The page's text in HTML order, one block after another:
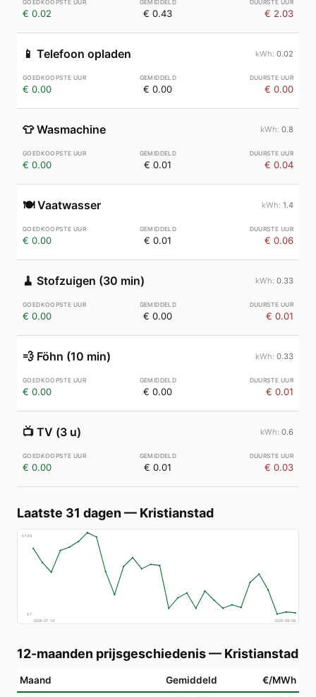
€ 0.02 € 0.43 € 2.03
📱 Telefoon opladen 0.02
€ 0.00 € 0.00 € 0.00
👕 Wasmachine 0.8
€ 0.00 € 0.01 € 0.04
🍽️ Vaatwasser 1.4
€ 0.00 € 0.01 € 0.06
🧹 Stofzuigen (30 min) 0.33
€ 0.00 € 0.00 € 0.01
💨 Föhn (10 min) 0.33
€ 0.00 € 0.00 € 0.01
📺 TV (3 u) 0.6
€ 0.00 € 0.01 € 0.03
Laatste 31 dagen — Kristianstad
€148
€7
2026-07-10
2026-08-08
12-maanden prijsgeschiedenis— Kristianstad
Maand Gemiddeld €/MWh